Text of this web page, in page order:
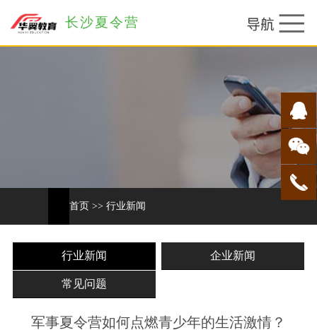
长沙夏令营
首页 >> 行业新闻
行业新闻 企业新闻
常见问题
军事夏令营如何点燃青少年的生活激情？